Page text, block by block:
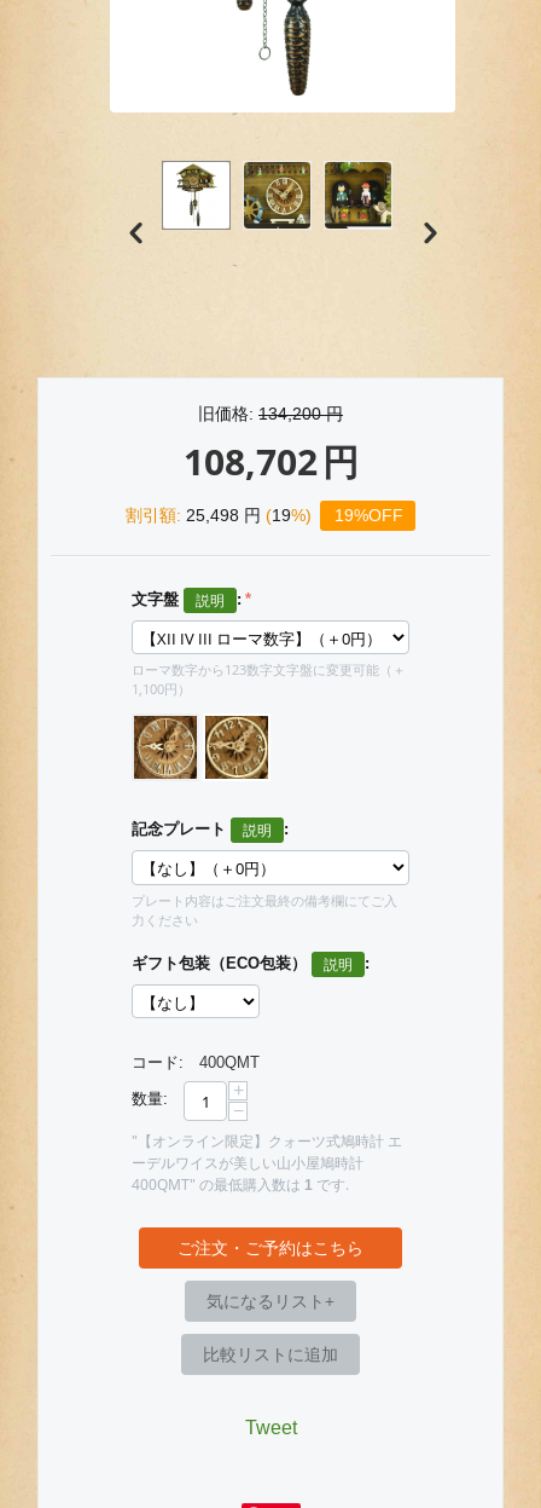
旧価格: 134,200 円
108,702円
割引額: 25,498 円 (19%) 19%OFF
文字盤 :
ローマ数字から123数字文字盤に変更可能（＋
1,100円）
記念プレート :
プレート内容はご注文最終の備考欄にてご入
力ください
ギフト包装（ECO包装） :
コード:
400QMT
数量:
+
−
"【オンライン限定】クォーツ式鳩時計 エ
ーデルワイスが美しい山小屋鳩時計
400QMT" の最低購入数は 1 です.
ご注文・ご予約はこちら
気になるリスト+
比較リストに追加
Tweet